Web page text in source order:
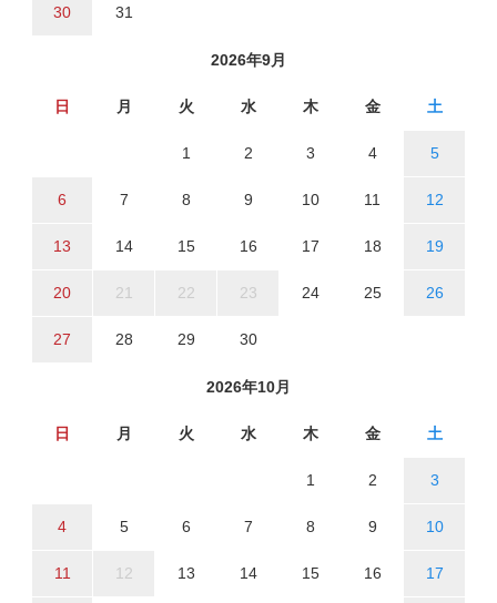
30 31
2026年9月
日 月 火 水 木 金 土
1 2 3 4 5
6 7 8 9 10 11 12
13 14 15 16 17 18 19
20 21 22 23 24 25 26
27 28 29 30
2026年10月
日 月 火 水 木 金 土
1 2 3
4 5 6 7 8 9 10
11 12 13 14 15 16 17